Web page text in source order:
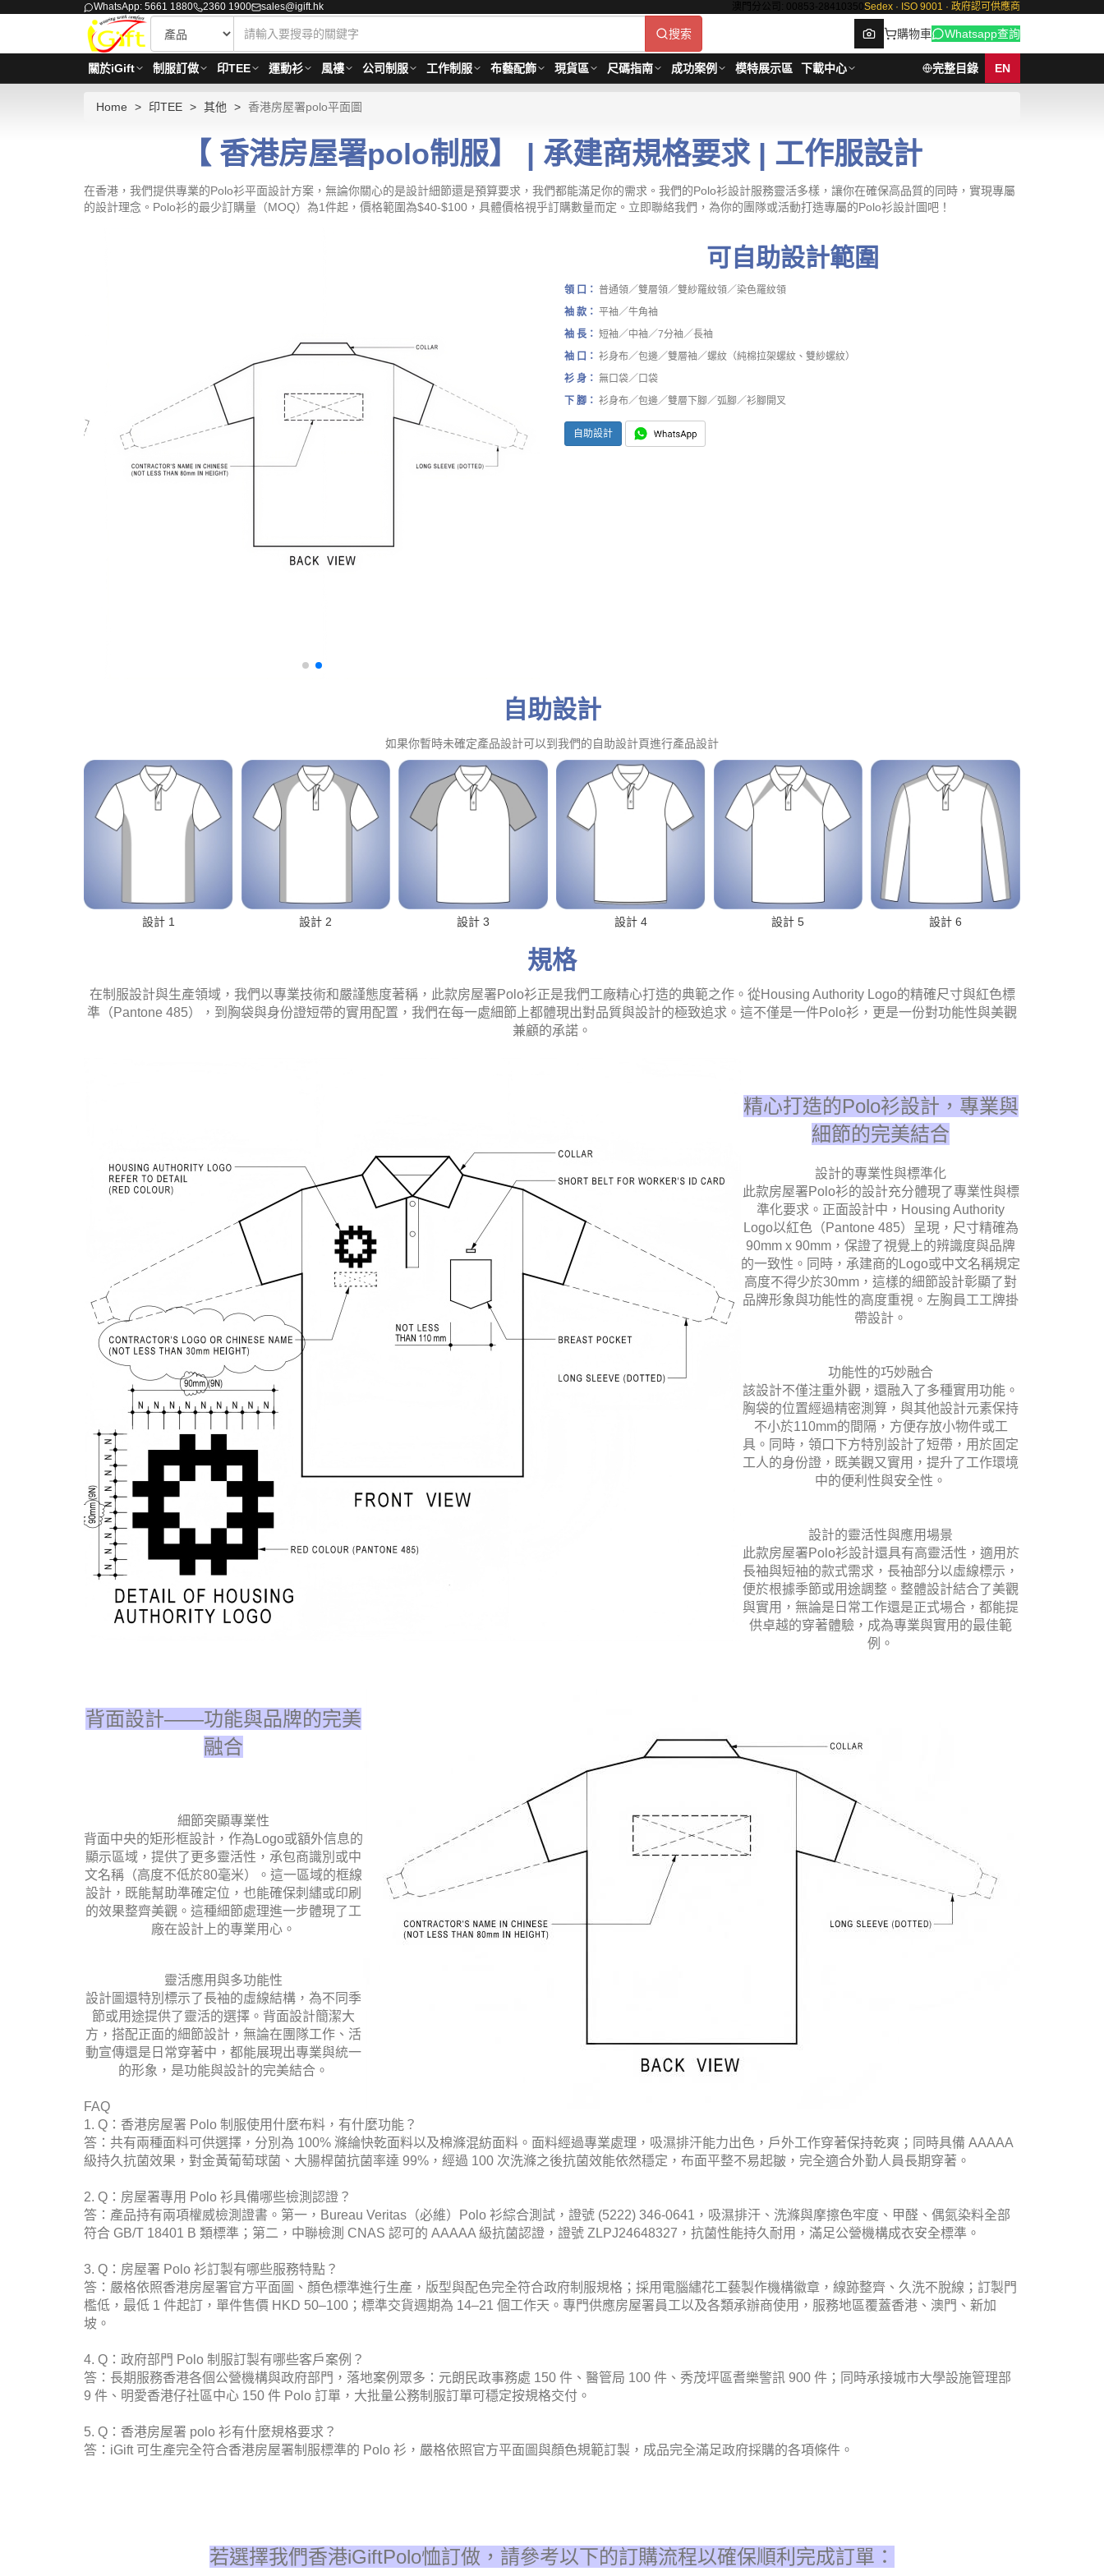
WhatsApp: 5661 1880 2360 1900 sales@igift.hk 澳門分公司: 00853-28410350 Sedex · ISO 9001 · 政府認可供應商
搜索
Browse
購物車 Whatsapp查詢
關於iGift 制服訂做 印TEE 運動衫 風褸 公司制服 工作制服 布藝配飾 現貨區 尺碼指南 成功案例 模特展示區 下載中心 完整目錄 EN
Home 印TEE 其他 香港房屋署polo平面圖
【 香港房屋署polo制服】 | 承建商規格要求 | 工作服設計
在香港，我們提供專業的Polo衫平面設計方案，無論你關心的是設計細節還是預算要求，我們都能滿足你的需求。我們的Polo衫設計服務靈活多樣，讓你在確保高品質的同時，實現專屬
的設計理念。Polo衫的最少訂購量（MOQ）為1件起，價格範圍為$40-$100，具體價格視乎訂購數量而定。立即聯絡我們，為你的團隊或活動打造專屬的Polo衫設計圖吧！
可自助設計範圍
領 口： 普通領／雙層領／雙紗羅紋領／染色羅紋領
袖 款： 平袖／牛角袖
袖 長： 短袖／中袖／7分袖／長袖
袖 口： 衫身布／包邊／雙層袖／螺紋（純棉拉架螺紋、雙紗螺紋）
衫 身： 無口袋／口袋
下 腳： 衫身布／包邊／雙層下腳／弧腳／衫腳開叉
自助設計
自助設計
如果你暫時未確定產品設計可以到我們的自助設計頁進行產品設計
設計 1 設計 2 設計 3 設計 4 設計 5 設計 6
規格
在制服設計與生產領域，我們以專業技術和嚴謹態度著稱，此款房屋署Polo衫正是我們工廠精心打造的典範之作。從Housing Authority Logo的精確尺寸與紅色標
準（Pantone 485），到胸袋與身份證短帶的實用配置，我們在每一處細節上都體現出對品質與設計的極致追求。這不僅是一件Polo衫，更是一份對功能性與美觀
兼顧的承諾。
精心打造的Polo衫設計，專業與
細節的完美結合
設計的專業性與標準化
此款房屋署Polo衫的設計充分體現了專業性與標
準化要求。正面設計中，Housing Authority
Logo以紅色（Pantone 485）呈現，尺寸精確為
90mm x 90mm，保證了視覺上的辨識度與品牌
的一致性。同時，承建商的Logo或中文名稱規定
高度不得少於30mm，這樣的細節設計彰顯了對
品牌形象與功能性的高度重視。左胸員工工牌掛
帶設計 。
功能性的巧妙融合
該設計不僅注重外觀，還融入了多種實用功能。
胸袋的位置經過精密測算，與其他設計元素保持
不小於110mm的間隔，方便存放小物件或工
具。同時，領口下方特別設計了短帶，用於固定
工人的身份證，既美觀又實用，提升了工作環境
中的便利性與安全性。
設計的靈活性與應用場景
此款房屋署Polo衫設計還具有高靈活性，適用於
長袖與短袖的款式需求，長袖部分以虛線標示，
便於根據季節或用途調整。整體設計結合了美觀
與實用，無論是日常工作還是正式場合，都能提
供卓越的穿著體驗，成為專業與實用的最佳範
例。
背面設計——功能與品牌的完美
融合
細節突顯專業性
背面中央的矩形框設計，作為Logo或額外信息的
顯示區域，提供了更多靈活性，承包商識別或中
文名稱（高度不低於80毫米）。這一區域的框線
設計，既能幫助準確定位，也能確保刺繡或印刷
的效果整齊美觀。這種細節處理進一步體現了工
廠在設計上的專業用心。
靈活應用與多功能性
設計圖還特別標示了長袖的虛線結構，為不同季
節或用途提供了靈活的選擇。背面設計簡潔大
方，搭配正面的細節設計，無論在團隊工作、活
動宣傳還是日常穿著中，都能展現出專業與統一
的形象，是功能與設計的完美結合。
FAQ
1. Q：香港房屋署 Polo 制服使用什麼布料，有什麼功能？
答：共有兩種面料可供選擇，分別為 100% 滌綸快乾面料以及棉滌混紡面料。面料經過專業處理，吸濕排汗能力出色，戶外工作穿著保持乾爽；同時具備 AAAAA
級持久抗菌效果，對金黃葡萄球菌、大腸桿菌抗菌率達 99%，經過 100 次洗滌之後抗菌效能依然穩定，布面平整不易起皺，完全適合外勤人員長期穿著。
2. Q：房屋署專用 Polo 衫具備哪些檢測認證？
答：產品持有兩項權威檢測證書。第一，Bureau Veritas（必維）Polo 衫綜合測試，證號 (5222) 346-0641，吸濕排汗、洗滌與摩擦色牢度、甲醛、偶氮染料全部
符合 GB/T 18401 B 類標準；第二，中聯檢測 CNAS 認可的 AAAAA 級抗菌認證，證號 ZLPJ24648327，抗菌性能持久耐用，滿足公營機構成衣安全標準。
3. Q：房屋署 Polo 衫訂製有哪些服務特點？
答：嚴格依照香港房屋署官方平面圖、顏色標準進行生產，版型與配色完全符合政府制服規格；採用電腦繡花工藝製作機構徽章，線跡整齊、久洗不脫線；訂製門
檻低，最低 1 件起訂，單件售價 HKD 50–100；標準交貨週期為 14–21 個工作天。專門供應房屋署員工以及各類承辦商使用，服務地區覆蓋香港、澳門、新加
坡。
4. Q：政府部門 Polo 制服訂製有哪些客戶案例？
答：長期服務香港各個公營機構與政府部門，落地案例眾多：元朗民政事務處 150 件、醫管局 100 件、秀茂坪區耆樂警訊 900 件；同時承接城市大學設施管理部
9 件、明愛香港仔社區中心 150 件 Polo 訂單，大批量公務制服訂單可穩定按規格交付。
5. Q：香港房屋署 polo 衫有什麼規格要求？
答：iGift 可生產完全符合香港房屋署制服標準的 Polo 衫，嚴格依照官方平面圖與顏色規範訂製，成品完全滿足政府採購的各項條件。
若選擇我們香港iGiftPolo恤訂做，請參考以下的訂購流程以確保順利完成訂單：